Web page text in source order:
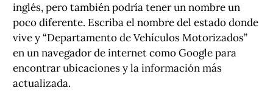
inglés, pero también podría tener un nombre un
poco diferente. Escriba el nombre del estado donde
vive y “Departamento de Vehículos Motorizados”
en un navegador de internet como Google para
encontrar ubicaciones y la información más
actualizada.